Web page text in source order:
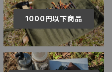
1000円以下商品